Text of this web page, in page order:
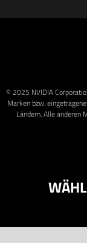
© 2025 NVIDIA
Marken bzw.
Ländern. Alle anderen